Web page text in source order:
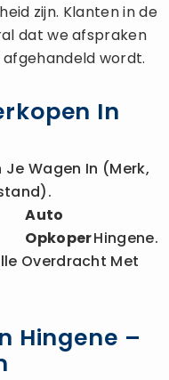
zijn. Klanten in de
dat we afspraken
wordt.
In
Je Wagen In (merk,
Auto
OpkoperHingene.
Overdracht Met
Hingene –